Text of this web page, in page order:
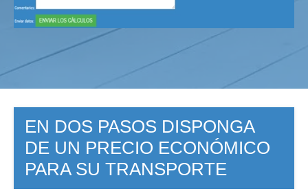
EN DOS PASOS DISPONGA
DE UN PRECIO ECONÓMICO
PARA SU TRANSPORTE